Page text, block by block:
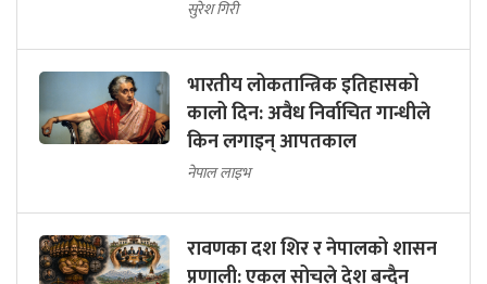
सुरेश गिरी
भारतीय लोकतान्त्रिक इतिहासको
कालो दिन: अवैध निर्वाचित गान्धीले
किन लगाइन् आपतकाल
नेपाल लाइभ
रावणका दश शिर र नेपालको शासन